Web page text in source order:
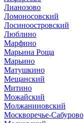
Лианозово
Ломоносовский
Лосиноостровский
Люблино
Марфино
Марьина Роща
Марьино
Матушкино
Мещанский
Митино
Можайский
Молжаниновский
Москворечье-Сабурово